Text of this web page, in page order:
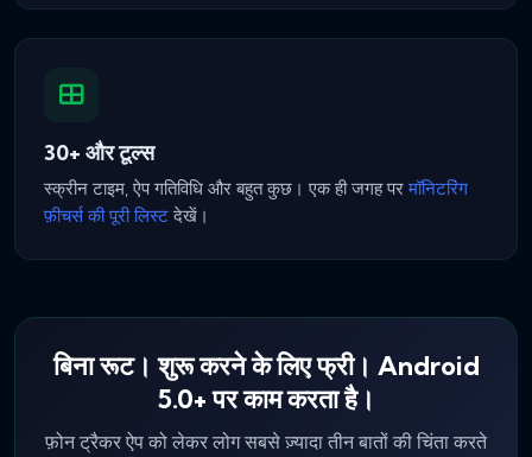
30+ और टूल्स
स्क्रीन टाइम, ऐप गतिविधि और बहुत कुछ। एक ही जगह परमॉनिटरिंग
फ़ीचर्स की पूरी लिस्टदेखें।
बिना रूट। शुरू करने के लिए फ्री। Android
5.0+ पर काम करता है।
फ़ोन ट्रैकर ऐप को लेकर लोग सबसे ज़्यादा तीन बातों की चिंता करते